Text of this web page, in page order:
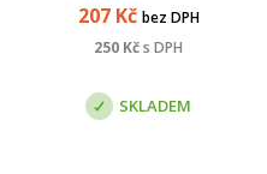
207Kč bez DPH
250 Kčs DPH
SKLADEM